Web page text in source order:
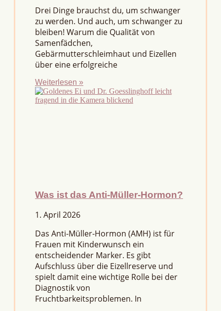
Drei Dinge brauchst du, um schwanger
zu werden. Und auch, um schwanger zu
bleiben! Warum die Qualität von
Samenfädchen,
Gebärmutterschleimhaut und Eizellen
über eine erfolgreiche
Weiterlesen »
Was ist das Anti-Müller-Hormon?
1. April 2026
Das Anti-Müller-Hormon (AMH) ist für
Frauen mit Kinderwunsch ein
entscheidender Marker. Es gibt
Aufschluss über die Eizellreserve und
spielt damit eine wichtige Rolle bei der
Diagnostik von
Fruchtbarkeitsproblemen. In